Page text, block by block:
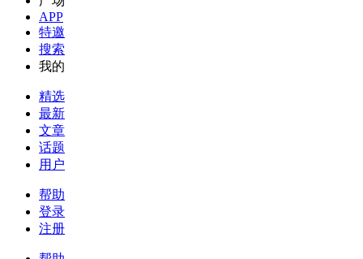
APP
特邀
搜索
我的
精选
最新
文章
话题
用户
帮助
登录
注册